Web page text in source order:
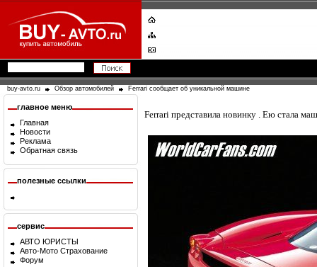
buy-avto.ru Обзор автомобилей Ferrari сообщает об уникальной машине
главное меню
Главная
Новости
Реклама
Обратная связь
полезные ссылки
сервис
АВТО ЮРИСТЫ
Авто-Мото Страхование
Форум
Ferrari представила новинку . Ею стала